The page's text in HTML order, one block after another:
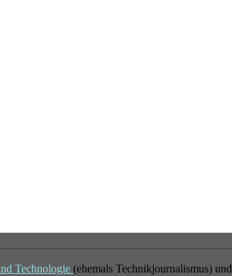
Technologie (ehemals Technikjournalismus) und